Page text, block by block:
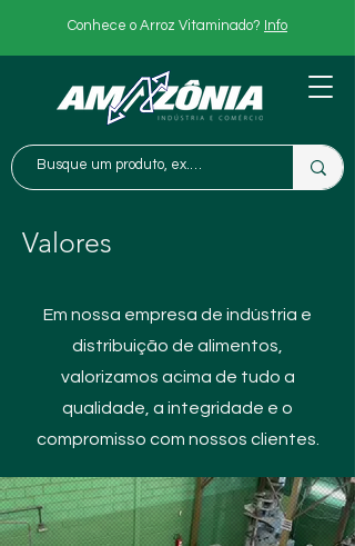
Conhece o Arroz Vitaminado? Info
Valores
Em nossa empresa de indústria e
distribuição de alimentos,
valorizamos acima de tudo a
qualidade, a integridade e o
compromisso com nossos clientes.